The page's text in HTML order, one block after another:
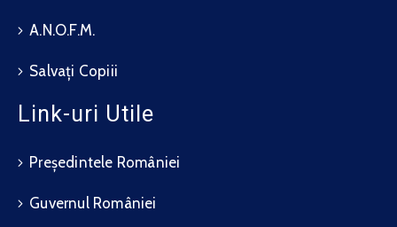
A.N.O.F.M.
Salvați Copiii
Link-uri Utile
Președintele României
Guvernul României